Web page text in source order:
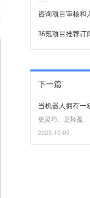
咨询项目审核和
36氪项目推荐订
下一篇
当机器人拥有一
更灵巧、更轻盈
2025-10-09